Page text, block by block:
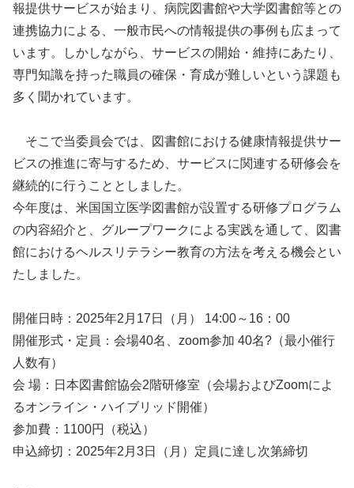
報提供サービスが始まり、病院図書館や大学図書館等との
連携協力による、一般市民への情報提供の事例も広まって
います。しかしながら、サービスの開始・維持にあたり、
専門知識を持った職員の確保・育成が難しいという課題も
多く聞かれています。
そこで当委員会では、図書館における健康情報提供サー
ビスの推進に寄与するため、サービスに関連する研修会を
継続的に行うこととしました。
今年度は、米国国立医学図書館が設置する研修プログラム
の内容紹介と、グループワークによる実践を通して、図書
館におけるヘルスリテラシー教育の方法を考える機会とい
たしました。
開催日時：2025年2月17日（月） 14:00～16：00
開催形式・定員：会場40名、zoom参加 40名?（最小催行
人数有）
会 場：日本図書館協会2階研修室（会場およびZoomによ
るオンライン・ハイブリッド開催）
参加費：1100円（税込）
申込締切：2025年2月3日（月）定員に達し次第締切